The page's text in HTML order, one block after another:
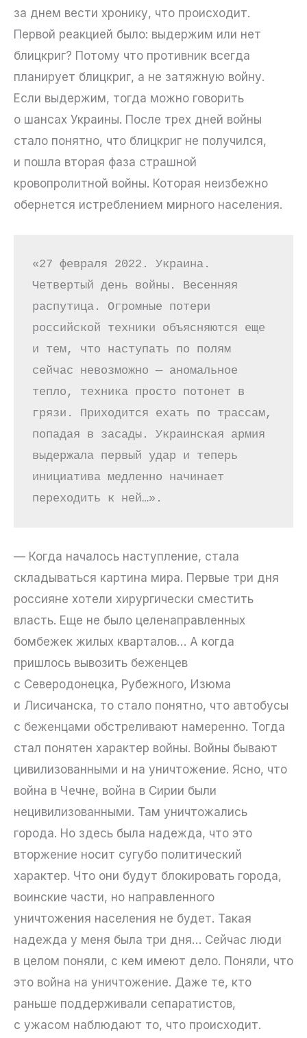
за днем вести хронику, что происходит.
Первой реакцией было: выдержим или нет
блицкриг? Потому что противник всегда
планирует блицкриг, а не затяжную войну.
Если выдержим, тогда можно говорить
о шансах Украины. После трех дней войны
стало понятно, что блицкриг не получился,
и пошла вторая фаза страшной
кровопролитной войны. Которая неизбежно
обернется истреблением мирного населения.
«27 февраля 2022. Украина.
Четвертый день войны. Весенняя
распутица. Огромные потери
российской техники объясняются еще
и тем, что наступать по полям
сейчас невозможно — аномальное
тепло, техника просто потонет в
грязи. Приходится ехать по трассам,
попадая в засады. Украинская армия
выдержала первый удар и теперь
инициатива медленно начинает
переходить к ней…».
— Когда началось наступление, стала
складываться картина мира. Первые три дня
россияне хотели хирургически сместить
власть. Еще не было целенаправленных
бомбежек жилых кварталов… А когда
пришлось вывозить беженцев
с Северодонецка, Рубежного, Изюма
и Лисичанска, то стало понятно, что автобусы
с беженцами обстреливают намеренно. Тогда
стал понятен характер войны. Войны бывают
цивилизованными и на уничтожение. Ясно, что
война в Чечне, война в Сирии были
нецивилизованными. Там уничтожались
города. Но здесь была надежда, что это
вторжение носит сугубо политический
характер. Что они будут блокировать города,
воинские части, но направленного
уничтожения населения не будет. Такая
надежда у меня была три дня… Сейчас люди
в целом поняли, с кем имеют дело. Поняли, что
это война на уничтожение. Даже те, кто
раньше поддерживали сепаратистов,
с ужасом наблюдают то, что происходит.